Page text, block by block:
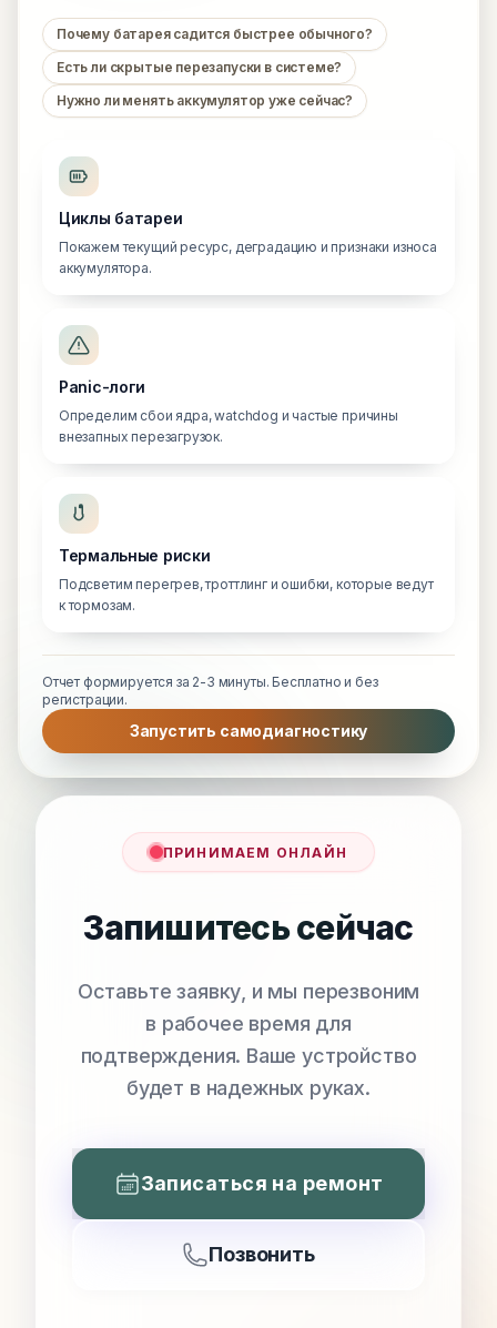
Почему батарея садится быстрее обычного?
Есть ли скрытые перезапуски в системе?
Нужно ли менять аккумулятор уже сейчас?
Циклы батареи
Покажем текущий ресурс, деградацию и признаки износа
аккумулятора.
Panic-логи
Определим сбои ядра, watchdog и частые причины
внезапных перезагрузок.
Термальные риски
Подсветим перегрев, троттлинг и ошибки, которые ведут
к тормозам.
Отчет формируется за 2-3 минуты. Бесплатно и без
регистрации.
Запустить самодиагностику
ПРИНИМАЕМ ОНЛАЙН
Запишитесь сейчас
Оставьте заявку, и мы перезвоним
в рабочее время для
подтверждения. Ваше устройство
будет в надежных руках.
Записаться на ремонт
Позвонить